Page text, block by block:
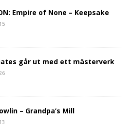
Empire of None – Keepsake
går ut med ett mästerverk
– Grandpa’s Mill